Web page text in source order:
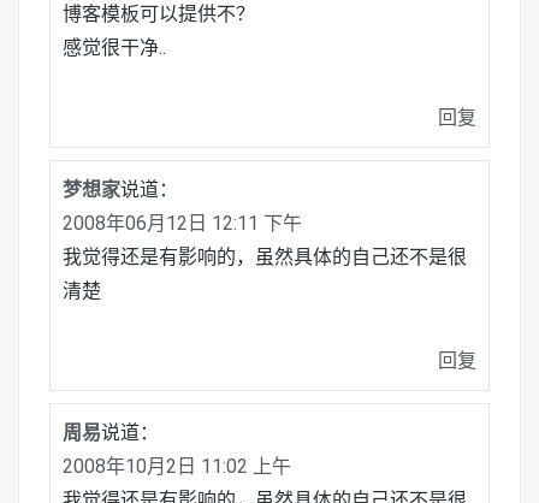
博客模板可以提供不？
感觉很干净..
回复
梦想家说道：
2008年06月12日 12:11 下午
我觉得还是有影响的，虽然具体的自己还不是很
清楚
回复
周易说道：
2008年10月2日 11:02 上午